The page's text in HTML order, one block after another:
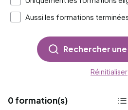
Aussi les formations
Rechercher
Réinitialiser
0 formation(s)